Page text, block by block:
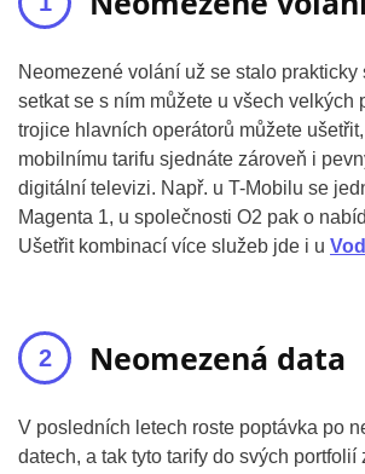
Neomezené volání už se stalo prakticky
setkat se s ním můžete u všech velkých
trojice hlavních operátorů můžete
mobilnímu tarifu sjednáte zároveň i
digitální televizi. Např. u T-Mobilu se
Magenta 1, u společnosti O2 pak o
Ušetřit kombinací více služeb jde i u
Neomezená data
V posledních letech roste poptávka po
datech, a tak tyto tarify do svých portfolií